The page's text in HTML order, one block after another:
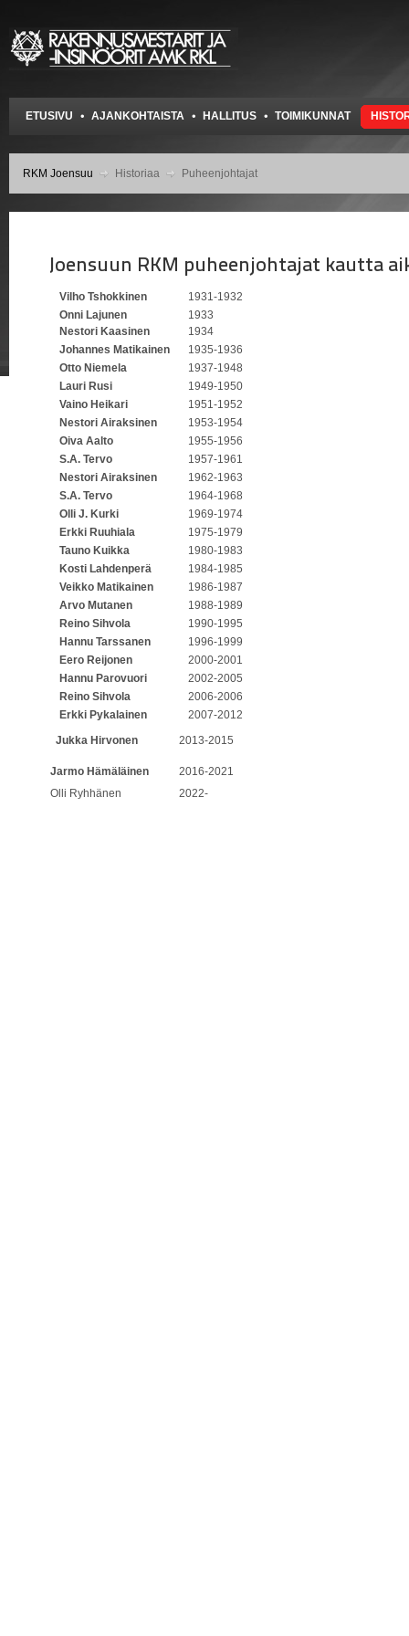
ETUSIVU AJANKOHTAISTA HALLITUS TOIMIKUNNAT
RKM Joensuu Historiaa Puheenjohtajat
Vilho Tshokkinen
1931-1932
Onni Lajunen
1933
Nestori Kaasinen
1934
Johannes Matikainen
1935-1936
Otto Niemela
1937-1948
Lauri Rusi
1949-1950
Vaino Heikari
1951-1952
Nestori Airaksinen
1953-1954
Oiva Aalto
1955-1956
S.A. Tervo
1957-1961
Nestori Airaksinen
1962-1963
S.A. Tervo
1964-1968
Olli J. Kurki
1969-1974
Erkki Ruuhiala
1975-1979
Tauno Kuikka
1980-1983
Kosti Lahdenperä
1984-1985
Veikko Matikainen
1986-1987
Arvo Mutanen
1988-1989
Reino Sihvola
1990-1995
Hannu Tarssanen
1996-1999
Eero Reijonen
2000-2001
Hannu Parovuori
2002-2005
Reino Sihvola
2006-2006
Erkki Pykalainen
2007-2012
Jukka Hirvonen
2013-2015
Jarmo Hämäläinen
2016-2021
Olli Ryhhänen
2022-